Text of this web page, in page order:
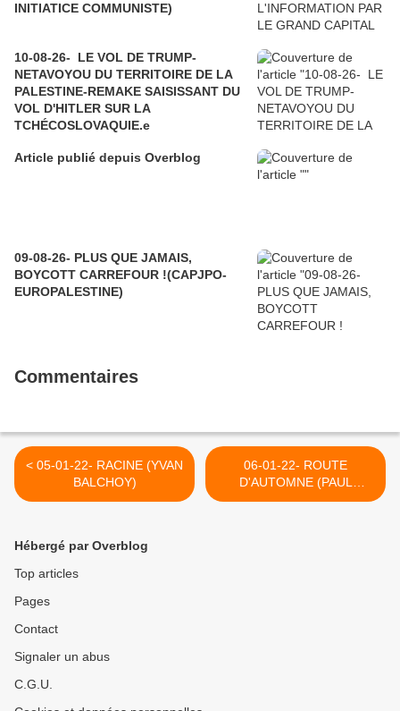
INITIATICE COMMUNISTE)
10-08-26- LE VOL DE TRUMP-
NETAVOYOU DU TERRITOIRE DE LA
PALESTINE-REMAKE SAISISSANT DU
VOL D'HITLER SUR LA
TCHÉCOSLOVAQUIE.e
Article publié depuis Overblog
09-08-26- PLUS QUE JAMAIS,
BOYCOTT CARREFOUR !(CAPJPO-
EUROPALESTINE)
Commentaires
< 05-01-22- RACINE (YVAN
BALCHOY)
06-01-22- ROUTE
D'AUTOMNE (PAUL
ARRIGHI) >
Hébergé par Overblog
Top articles
Pages
Contact
Signaler un abus
C.G.U.